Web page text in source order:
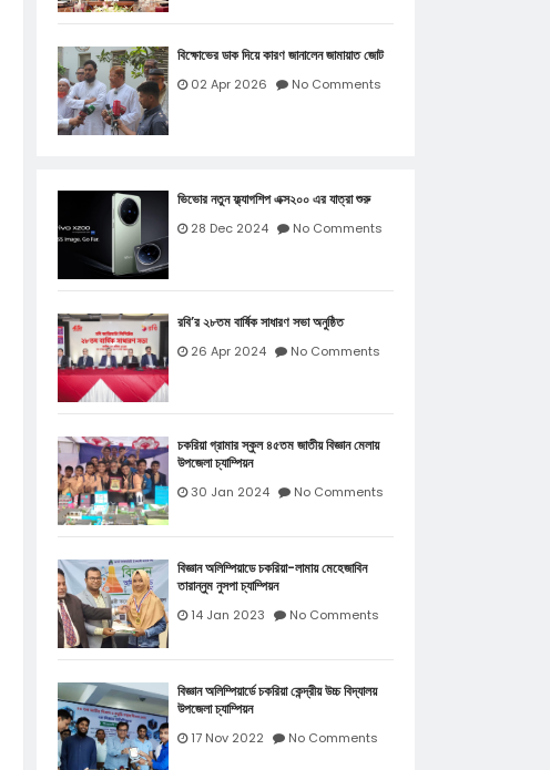
বিক্ষোভের ডাক দিয়ে কারণ জানালেন জামায়াত জোট
02 Apr 2026 No Comments
ভিভোর নতুন ফ্ল্যাগশিপ এক্স২০০ এর যাত্রা শুরু
28 Dec 2024 No Comments
রবি’র ২৮তম বার্ষিক সাধারণ সভা অনুষ্ঠিত
26 Apr 2024 No Comments
চকরিয়া গ্রামার স্কুল ৪৫তম জাতীয় বিজ্ঞান মেলায়
উপজেলা চ্যাম্পিয়ন
30 Jan 2024 No Comments
বিজ্ঞান অলিম্পিয়াডে চকরিয়া-লামায় মেহেজাবিন
তারান্নুম নুসপা চ্যাম্পিয়ন
14 Jan 2023 No Comments
বিজ্ঞান অলিম্পিয়ার্ডে চকরিয়া কেন্দ্রীয় উচ্চ বিদ্যালয়
উপজেলা চ্যাম্পিয়ন
17 Nov 2022 No Comments